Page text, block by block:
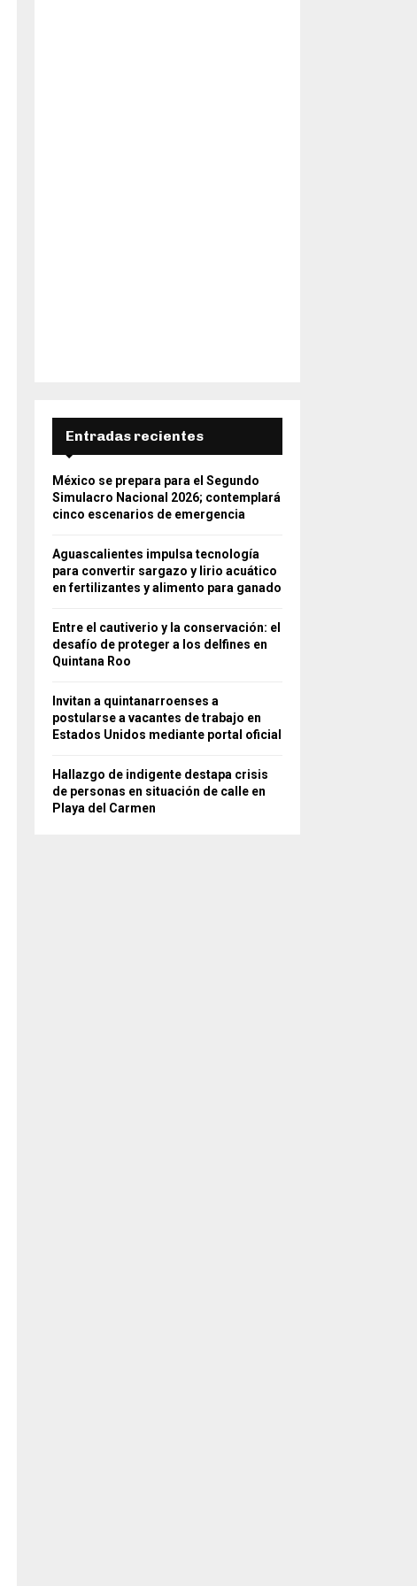
Entradas recientes
México se prepara para el Segundo
Simulacro Nacional 2026; contemplará
cinco escenarios de emergencia
Aguascalientes impulsa tecnología
para convertir sargazo y lirio acuático
en fertilizantes y alimento para ganado
Entre el cautiverio y la conservación: el
desafío de proteger a los delfines en
Quintana Roo
Invitan a quintanarroenses a
postularse a vacantes de trabajo en
Estados Unidos mediante portal oficial
Hallazgo de indigente destapa crisis
de personas en situación de calle en
Playa del Carmen